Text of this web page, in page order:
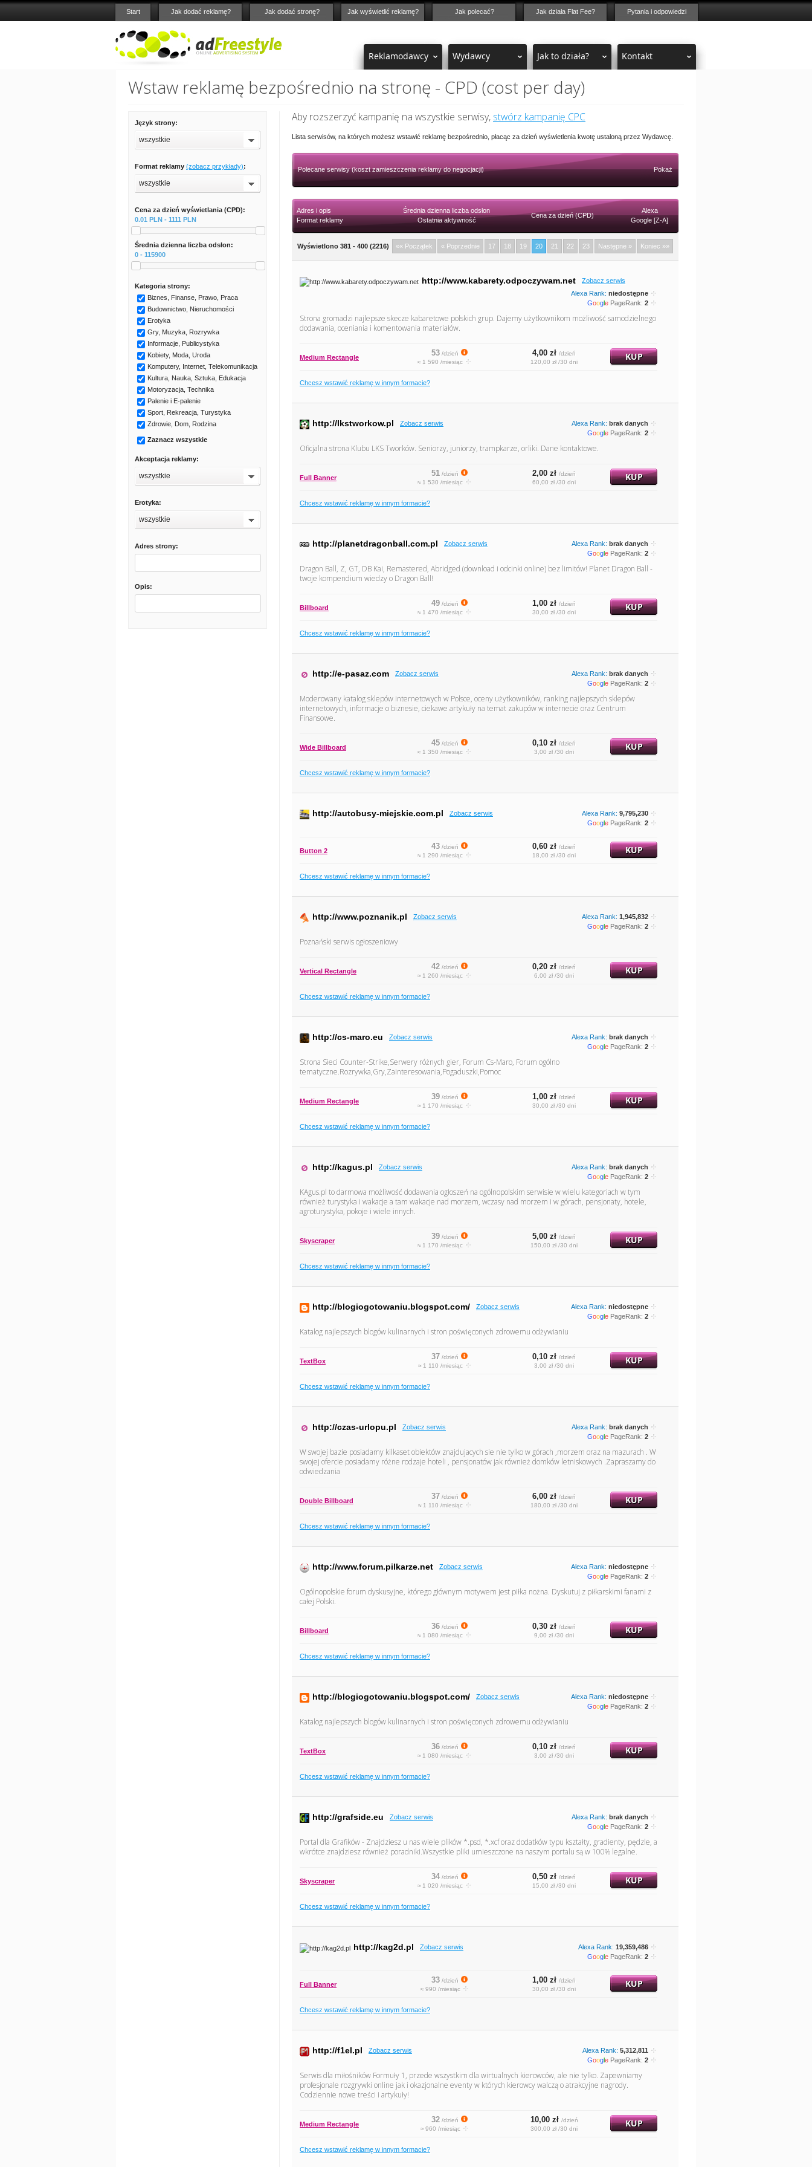
Start Jak dodać reklamę? Jak dodać stronę? Jak wyświetlić reklamę? Jak polecać? Jak działa Flat Fee? Pytania i odpowiedzi
Reklamodawcy Wydawcy Jak to działa? Kontakt
Wstaw reklamę bezpośrednio na stronę - CPD (cost per day)
Język strony:
wszystkie
Format reklamy (zobacz przykłady):
wszystkie
Cena za dzień wyświetlania (CPD):
0.01 PLN - 1111 PLN
Średnia dzienna liczba odsłon:
0 - 115900
Kategoria strony:
Biznes, Finanse, Prawo, Praca
Budownictwo, Nieruchomości
Erotyka
Gry, Muzyka, Rozrywka
Informacje, Publicystyka
Kobiety, Moda, Uroda
Komputery, Internet, Telekomunikacja
Kultura, Nauka, Sztuka, Edukacja
Motoryzacja, Technika
Palenie i E-palenie
Sport, Rekreacja, Turystyka
Zdrowie, Dom, Rodzina
Zaznacz wszystkie
Akceptacja reklamy:
wszystkie
Erotyka:
wszystkie
Adres strony:
Opis:
Aby rozszerzyć kampanię na wszystkie serwisy, stwórz kampanię CPC
Lista serwisów, na których możesz wstawić reklamę bezpośrednio, płacąc za dzień wyświetlenia kwotę ustaloną przez Wydawcę.
Polecane serwisy (koszt zamieszczenia reklamy do negocjacji) Pokaż
Adres i opis
Format reklamy
Średnia dzienna liczba odsłon
Ostatnia aktywność
Cena za dzień (CPD)
Alexa
Google [Z-A]
Wyświetlono 381 - 400 (2216) «« Początek « Poprzednie 17 18 19 20 21 22 23 Następne » Koniec »»
http://www.kabarety.odpoczywam.net
Zobacz serwis
Alexa Rank: niedostępne
Google PageRank: 2
Strona gromadzi najlepsze skecze kabaretowe polskich grup. Dajemy użytkownikom możliwość samodzielnego
dodawania, oceniania i komentowania materiałów.
Medium Rectangle 53/dzień
≈ 1 590 /miesiąc
4,00 zł /dzień
120,00 zł /30 dni
KUP
Chcesz wstawić reklamę w innym formacie?
http://lkstworkow.pl Zobacz serwis Alexa Rank: brak danych
Google PageRank: 2
Oficjalna strona Klubu LKS Tworków. Seniorzy, juniorzy, trampkarze, orliki. Dane kontaktowe.
Full Banner 51/dzień
≈ 1 530 /miesiąc
2,00 zł /dzień
60,00 zł /30 dni
KUP
Chcesz wstawić reklamę w innym formacie?
http://planetdragonball.com.pl Zobacz serwis Alexa Rank: brak danych
Google PageRank: 2
Dragon Ball, Z, GT, DB Kai, Remastered, Abridged (download i odcinki online) bez limitów! Planet Dragon Ball -
twoje kompendium wiedzy o Dragon Ball!
Billboard 49/dzień
≈ 1 470 /miesiąc
1,00 zł /dzień
30,00 zł /30 dni
KUP
Chcesz wstawić reklamę w innym formacie?
http://e-pasaz.com Zobacz serwis Alexa Rank: brak danych
Google PageRank: 2
Moderowany katalog sklepów internetowych w Polsce, oceny użytkowników, ranking najlepszych sklepów
internetowych, informacje o biznesie, ciekawe artykuły na temat zakupów w internecie oraz Centrum
Finansowe.
Wide Billboard 45/dzień
≈ 1 350 /miesiąc
0,10 zł /dzień
3,00 zł /30 dni
KUP
Chcesz wstawić reklamę w innym formacie?
http://autobusy-miejskie.com.pl Zobacz serwis Alexa Rank: 9,795,230
Google PageRank: 2
Button 2 43/dzień
≈ 1 290 /miesiąc
0,60 zł /dzień
18,00 zł /30 dni
KUP
Chcesz wstawić reklamę w innym formacie?
http://www.poznanik.pl Zobacz serwis Alexa Rank: 1,945,832
Google PageRank: 2
Poznański serwis ogłoszeniowy
Vertical Rectangle 42/dzień
≈ 1 260 /miesiąc
0,20 zł /dzień
6,00 zł /30 dni
KUP
Chcesz wstawić reklamę w innym formacie?
http://cs-maro.eu Zobacz serwis Alexa Rank: brak danych
Google PageRank: 2
Strona Sieci Counter-Strike,Serwery różnych gier, Forum Cs-Maro, Forum ogólno
tematyczne.Rozrywka,Gry,Zainteresowania,Pogaduszki,Pomoc
Medium Rectangle 39/dzień
≈ 1 170 /miesiąc
1,00 zł /dzień
30,00 zł /30 dni
KUP
Chcesz wstawić reklamę w innym formacie?
http://kagus.pl Zobacz serwis Alexa Rank: brak danych
Google PageRank: 2
KAgus.pl to darmowa możliwość dodawania ogłoszeń na ogólnopolskim serwisie w wielu kategoriach w tym
również turystyka i wakacje a tam wakacje nad morzem, wczasy nad morzem i w górach, pensjonaty, hotele,
agroturystyka, pokoje i wiele innych.
Skyscraper 39/dzień
≈ 1 170 /miesiąc
5,00 zł /dzień
150,00 zł /30 dni
KUP
Chcesz wstawić reklamę w innym formacie?
http://blogiogotowaniu.blogspot.com/ Zobacz serwis Alexa Rank: niedostępne
Google PageRank: 2
Katalog najlepszych blogów kulinarnych i stron poświęconych zdrowemu odżywianiu
TextBox 37 /dzień
≈ 1 110 /miesiąc
0,10 zł /dzień
3,00 zł /30 dni
KUP
Chcesz wstawić reklamę w innym formacie?
http://czas-urlopu.pl Zobacz serwis Alexa Rank: brak danych
Google PageRank: 2
W swojej bazie posiadamy kilkaset obiektów znajdujacych sie nie tylko w górach ,morzem oraz na mazurach . W
swojej ofercie posiadamy różne rodzaje hoteli , pensjonatów jak również domków letniskowych .Zapraszamy do
odwiedzania
Double Billboard 37 /dzień
≈ 1 110 /miesiąc
6,00 zł /dzień
180,00 zł /30 dni
KUP
Chcesz wstawić reklamę w innym formacie?
http://www.forum.pilkarze.net Zobacz serwis Alexa Rank: niedostępne
Google PageRank: 2
Ogólnopolskie forum dyskusyjne, którego głównym motywem jest piłka nożna. Dyskutuj z piłkarskimi fanami z
całej Polski.
Billboard 36/dzień
≈ 1 080 /miesiąc
0,30 zł /dzień
9,00 zł /30 dni
KUP
Chcesz wstawić reklamę w innym formacie?
http://blogiogotowaniu.blogspot.com/ Zobacz serwis Alexa Rank: niedostępne
Google PageRank: 2
Katalog najlepszych blogów kulinarnych i stron poświęconych zdrowemu odżywianiu
TextBox 36/dzień
≈ 1 080 /miesiąc
0,10 zł /dzień
3,00 zł /30 dni
KUP
Chcesz wstawić reklamę w innym formacie?
http://grafside.eu Zobacz serwis Alexa Rank: brak danych
Google PageRank: 2
Portal dla Grafików - Znajdziesz u nas wiele plików *.psd, *.xcf oraz dodatków typu kształty, gradienty, pędzle, a
wkrótce znajdziesz również poradniki.Wszystkie pliki umieszczone na naszym portalu są w 100% legalne.
Skyscraper 34/dzień
≈ 1 020 /miesiąc
0,50 zł /dzień
15,00 zł /30 dni
KUP
Chcesz wstawić reklamę w innym formacie?
http://kag2d.pl Zobacz serwis Alexa Rank: 19,359,486
Google PageRank: 2
Full Banner 33/dzień
≈ 990 /miesiąc
1,00 zł /dzień
30,00 zł /30 dni
KUP
Chcesz wstawić reklamę w innym formacie?
http://f1el.pl Zobacz serwis Alexa Rank: 5,312,811
Google PageRank: 2
Serwis dla miłośników Formuły 1, przede wszystkim dla wirtualnych kierowców, ale nie tylko. Zapewniamy
profesjonale rozgrywki online jak i okazjonalne eventy w których kierowcy walczą o atrakcyjne nagrody.
Codziennie nowe treści i artykuły!
Medium Rectangle 32/dzień
≈ 960 /miesiąc
10,00 zł /dzień
300,00 zł /30 dni
KUP
Chcesz wstawić reklamę w innym formacie?